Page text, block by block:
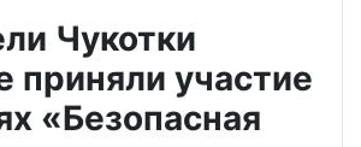
Чукотки
приняли участие
«Безопасная